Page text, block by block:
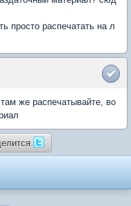
просто распечатать на л
же распечатывайте, во